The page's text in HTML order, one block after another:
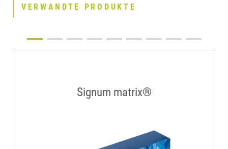
VERWANDTE PRODUKTE
Signum matrix®